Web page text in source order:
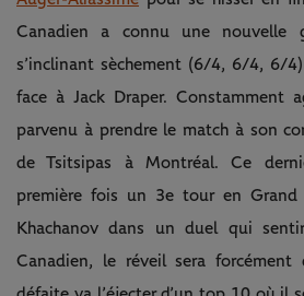
Canadien a connu une nouvelle
s’inclinant sèchement (6/4, 6/4, 6/
face à Jack Draper. Constamment
parvenu à prendre le match à son
de Tsitsipas à Montréal. Ce
première fois un 3e tour en Grand
Khachanov dans un duel qui
Canadien, le réveil sera forcément